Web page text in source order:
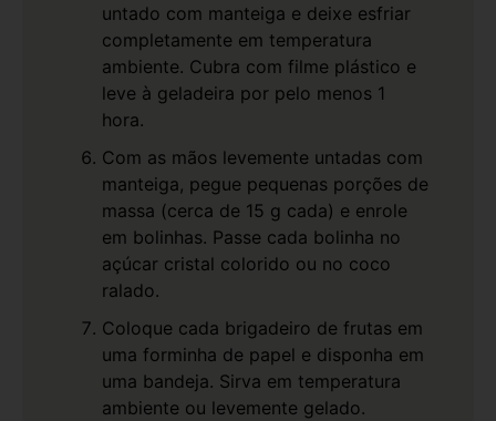
untado com manteiga e deixe esfriar
completamente em temperatura
ambiente. Cubra com filme plástico e
leve à geladeira por pelo menos 1
hora.
Com as mãos levemente untadas com
manteiga, pegue pequenas porções de
massa (cerca de 15 g cada) e enrole
em bolinhas. Passe cada bolinha no
açúcar cristal colorido ou no coco
ralado.
Coloque cada brigadeiro de frutas em
uma forminha de papel e disponha em
uma bandeja. Sirva em temperatura
ambiente ou levemente gelado.